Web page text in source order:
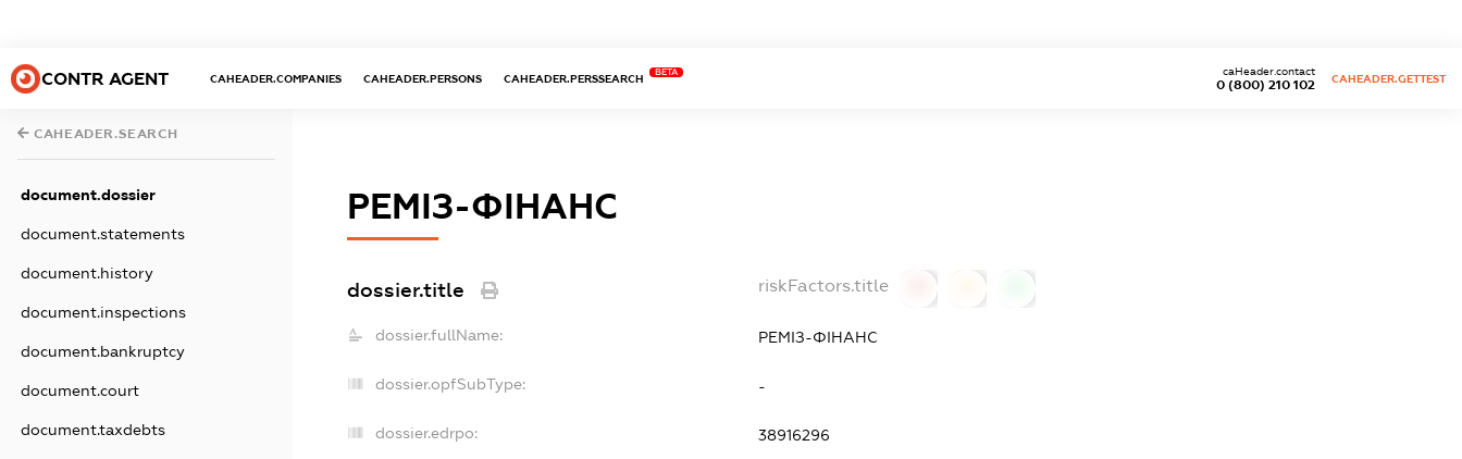
CONTR AGENT CAHEADER.COMPANIES CAHEADER.PERSONS CAHEADER.PERSSEARCH
BETA
0 (800) 210 102
caHeader.contact
CAHEADER.GETTEST
CAHEADER.SEARCH
document.dossier
document.statements
document.history
document.inspections
document.bankruptcy
document.court
document.taxdebts
РЕМІЗ-ФІНАНС
dossier.title riskFactors.title
dossier.fullName: РЕМІЗ-ФІНАНС
dossier.opfSubType: -
dossier.edrpo: 38916296